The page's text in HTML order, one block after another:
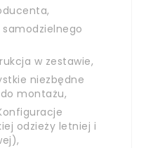
w zestawie,
niezbędne
montażu,
odzieży letniej i